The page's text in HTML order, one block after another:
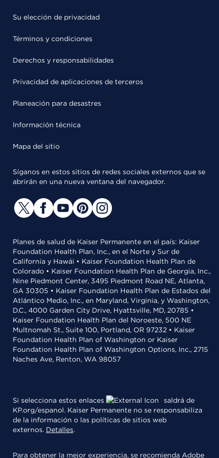
Su elección de privacidad
Términos y condiciones
Derechos y responsabilidades
Privacidad de aplicaciones de terceros
Planeación para desastres
Información técnica
Mapa del sitio
Síganos en estos sitios de redes sociales externos que se
abrirán en una nueva ventana del navegador.
Planes de salud de Kaiser Permanente en el país: Kaiser
Foundation Health Plan, Inc., en el Norte y Sur de
California y Hawái • Kaiser Foundation Health Plan de
Colorado • Kaiser Foundation Health Plan de Georgia, Inc.,
Nine Piedmont Center, 3495 Piedmont Road NE, Atlanta,
GA 30305 • Kaiser Foundation Health Plan de Estados del
Atlántico Medio, Inc., en Maryland, Virginia, y Washington,
D.C., 4000 Garden City Drive, Hyattsville, MD, 20785 •
Kaiser Foundation Health Plan del Noroeste, 500 NE
Multnomah St., Suite 100, Portland, OR 97232 • Kaiser
Foundation Health Plan of Washington or Kaiser
Foundation Health Plan of Washington Options, Inc., 2715
Naches Ave, Renton, WA 98057
Si selecciona estos enlaces
saldrá de
KP.org/espanol. Kaiser Permanente no se responsabiliza
de la información o las políticas de sitios web
externos. Detalles.
Para obtener la mejor experiencia, se recomienda Adobe